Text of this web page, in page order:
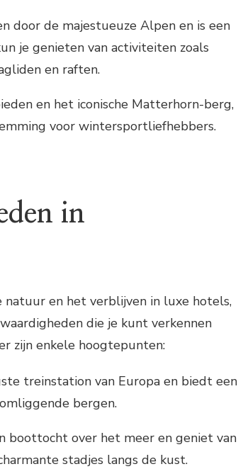
door de majestueuze Alpen en is een
je genieten van activiteiten zoals
en raften.
en het iconische Matterhorn-berg,
voor wintersportliefhebbers.
in
en het verblijven in luxe hotels,
die je kunt verkennen
zijn enkele hoogtepunten:
treinstation van Europa en biedt een
bergen.
boottocht over het meer en geniet van
stadjes langs de kust.